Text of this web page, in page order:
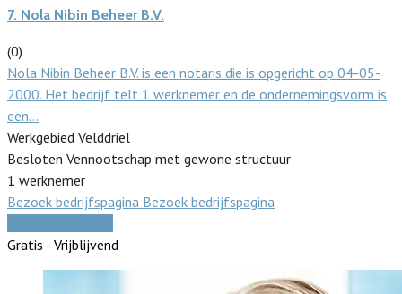
7. Nola Nibin Beheer B.V.
(0)
Nola Nibin Beheer B.V. is een notaris die is opgericht op 04-05-
2000. Het bedrijf telt 1 werknemer en de ondernemingsvorm is
een…
Werkgebied Velddriel
Besloten Vennootschap met gewone structuur
1 werknemer
Bezoek bedrijfspagina Bezoek bedrijfspagina
Gratis - Vrijblijvend